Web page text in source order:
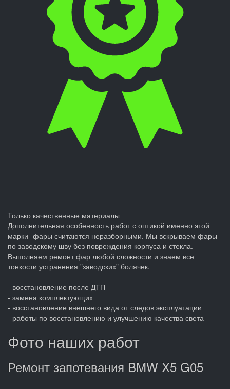
Только качественные материалы
Дополнительная особенность работ с оптикой именно этой
марки- фары считаются неразборными. Мы вскрываем фары
по заводскому шву без повреждения корпуса и стекла.
Выполняем ремонт фар любой сложности и знаем все
тонкости устранения "заводских" болячек.
- восстановление после ДТП
- замена комплектующих
- восстановление внешнего вида от следов эксплуатации
- работы по восстановлению и улучшению качества света
Фото наших работ
Ремонт запотевания BMW X5 G05